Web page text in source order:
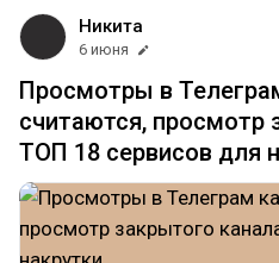
Никита
6 июня
Просмотры в
считаются, просмотр
ТОП 18 сервисов для